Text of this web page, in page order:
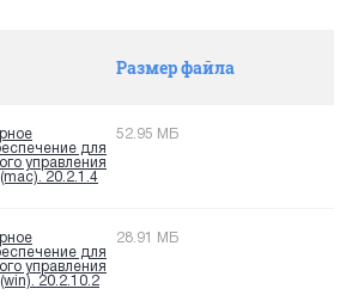
Размер файла
для
управления
20.2.1.4
52.95 МБ
для
управления
20.2.10.2
28.91 МБ